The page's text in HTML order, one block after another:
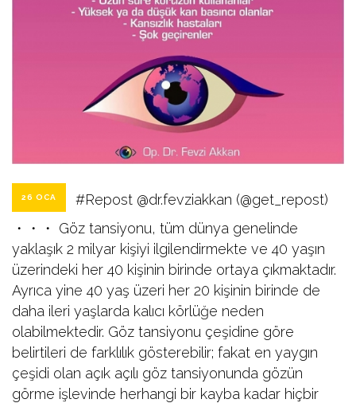
26 OCA
#Repost @dr.fevziakkan (@get_repost)
・・・ Göz tansiyonu, tüm dünya genelinde
yaklaşık 2 milyar kişiyi ilgilendirmekte ve 40 yaşın
üzerindeki her 40 kişinin birinde ortaya çıkmaktadır.
Ayrıca yine 40 yaş üzeri her 20 kişinin birinde de
daha ileri yaşlarda kalıcı körlüğe neden
olabilmektedir. Göz tansiyonu çeşidine göre
belirtileri de farklılık gösterebilir; fakat en yaygın
çeşidi olan açık açılı göz tansiyonunda gözün
görme işlevinde herhangi bir kayba kadar hiçbir